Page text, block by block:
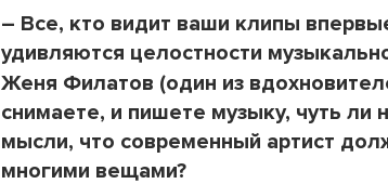
– Все, кто видит ваши клипы
удивляются целостности
Женя Филатов (один из
снимаете, и пишете музыку, чуть
мысли, что современный артист
многими вещами?